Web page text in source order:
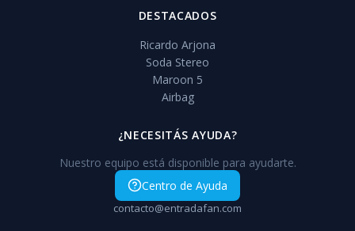
DESTACADOS
Ricardo Arjona
Soda Stereo
Maroon 5
Airbag
¿NECESITÁS AYUDA?
Nuestro equipo está disponible para ayudarte.
Centro de Ayuda
contacto@entradafan.com